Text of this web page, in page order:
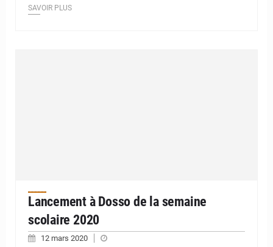
SAVOIR PLUS
Lancement à Dosso de la semaine
scolaire 2020
12 mars 2020